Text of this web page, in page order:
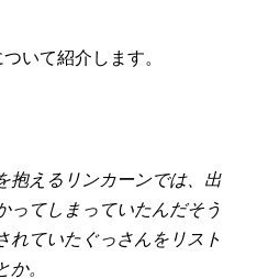
いて紹介します。
抱えるリンカーンでは、出
ってしまっていたんだそう
れていたぐっさんをリスト
。